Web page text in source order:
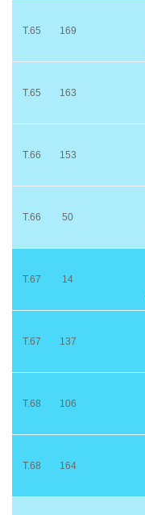
T.65 169
T.65 163
T.66 153
T.66 50
T.67 14
T.67 137
T.68 106
T.68 164